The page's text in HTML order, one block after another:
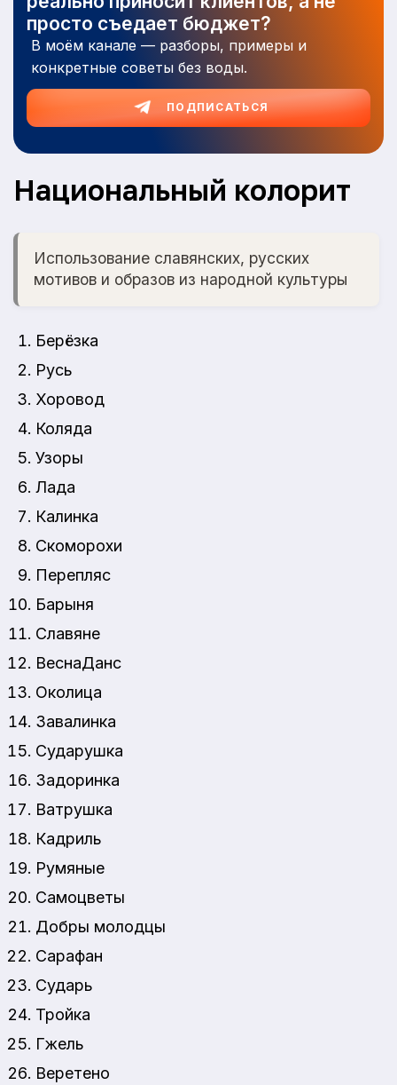
просто съедает бюджет?
В моём канале — разборы, примеры и
конкретные советы без воды.
ПОДПИСАТЬСЯ
Национальный колорит
Использование славянских, русских
мотивов и образов из народной культуры
Берёзка
Русь
Хоровод
Коляда
Узоры
Лада
Калинка
Скоморохи
Перепляс
Барыня
Славяне
ВеснаДанс
Околица
Завалинка
Сударушка
Задоринка
Ватрушка
Кадриль
Румяные
Самоцветы
Добры молодцы
Сарафан
Сударь
Тройка
Гжель
Веретено